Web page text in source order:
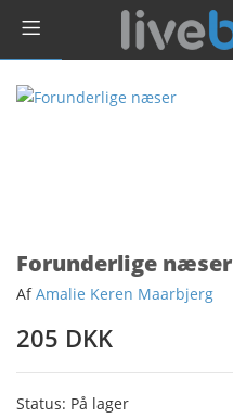
Forunderlige næser
AfAmalie Keren Maarbjerg
205 DKK
Status: På lager